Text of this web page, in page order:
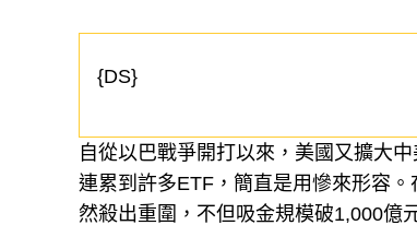
{DS}
自從以巴戰爭開打以來，美國又擴大
連累到許多ETF，簡直是用慘來形容
然殺出重圍，不但吸金規模破1,000億